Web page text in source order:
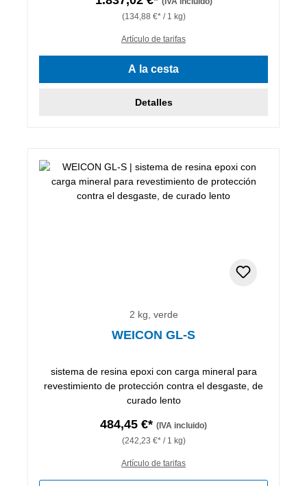
(134,88 €* / 1 kg)
Artículo de tarifas
A la cesta
Detalles
2 kg, verde
WEICON GL-S
sistema de resina epoxi con carga mineral para
revestimiento de protección contra el desgaste, de
curado lento
484,45 €* (IVA incluido)
(242,23 €* / 1 kg)
Artículo de tarifas